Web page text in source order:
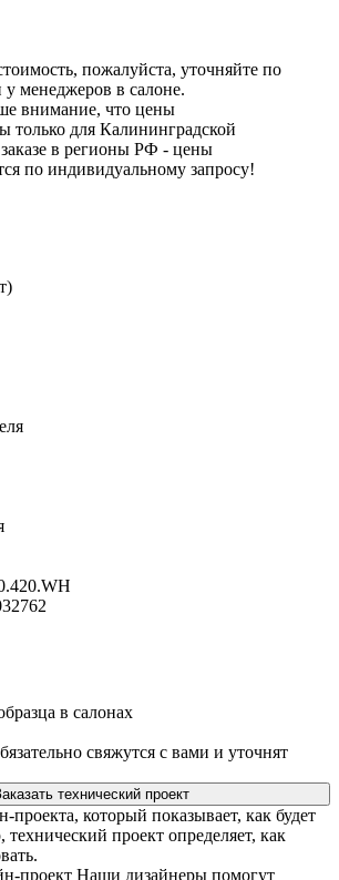
пожалуйста, уточняйте по
у менеджеров в салоне.
внимание, что цены
только для Калининградской
в регионы РФ - цены
по индивидуальному запросу!
в салонах
свяжутся с вами и уточнят
технический проект
проекта, который показывает, как будет
технический проект определяет, как
проект Наши дизайнеры помогут